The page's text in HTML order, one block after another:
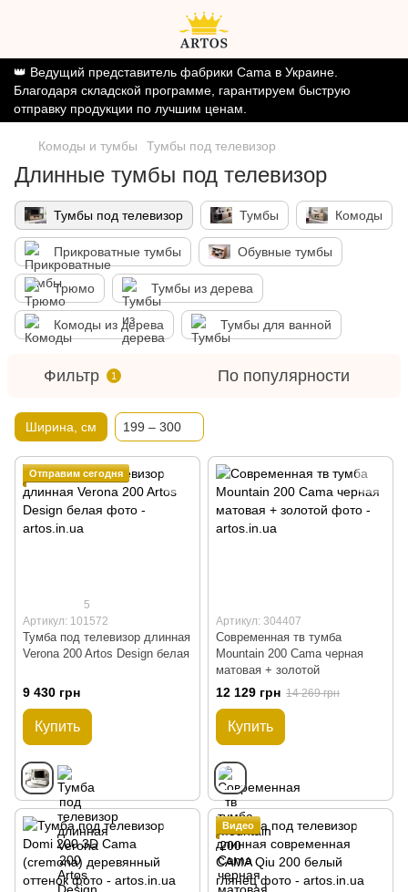
👑 Ведущий представитель фабрики Cama в Украине.
Благодаря складской программе, гарантируем быструю
отправку продукции по лучшим ценам.
Комоды и тумбы Тумбы под телевизор
Длинные тумбы под телевизор
Тумбы под телевизор Тумбы Комоды
Прикроватные тумбы Обувные тумбы
Трюмо Тумбы из дерева
Комоды из дерева Тумбы для ванной
Фильтр 1 По популярности
Ширина, см 199 – 300
Отправим сегодня
5
Артикул: 101572
Тумба под телевизор длинная
Verona 200 Artos Design белая
9 430 грн
Купить
Артикул: 304407
Современная тв тумба
Mountain 200 Cama черная
матовая + золотой
12 129 грн 14 269 грн
Купить
Видео